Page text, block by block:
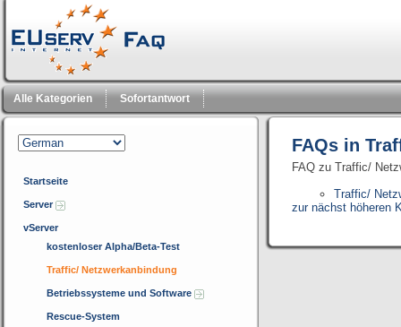
Alle Kategorien Sofortantwort
Startseite
Server
vServer
kostenloser Alpha/Beta-Test
Traffic/ Netzwerkanbindung
Betriebssysteme und Software
Rescue-System
FAQs in
FAQ zu Traffic/
Traffic/
zur nächst höheren